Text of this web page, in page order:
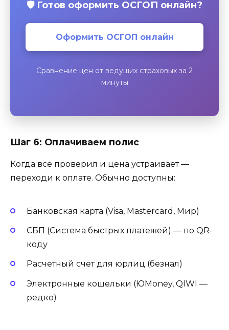
🛡️ Готов оформить ОСГОП онлайн?
Оформить ОСГОП онлайн
Сравнение цен от ведущих страховых за 2
минуты
Шаг 6: Оплачиваем полис
Когда все проверил и цена устраивает —
переходи к оплате. Обычно доступны:
Банковская карта (Visa, Mastercard, Мир)
СБП (Система быстрых платежей) — по QR-
коду
Расчетный счет для юрлиц (безнал)
Электронные кошельки (ЮMoney, QIWI —
редко)